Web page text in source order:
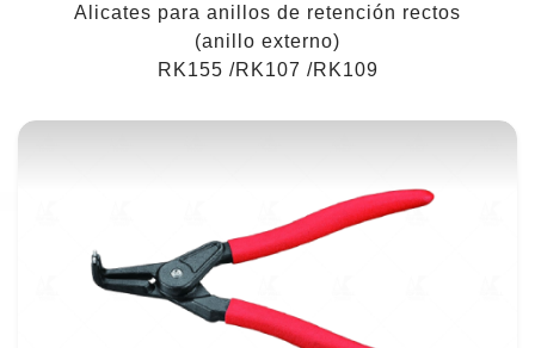
Alicates para anillos de retención rectos
(anillo externo)
RK155 /RK107 /RK109